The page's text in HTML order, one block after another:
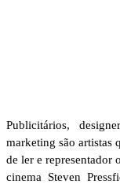
Publicitários,
marketing são artistas
de ler e representador
cinema Steven